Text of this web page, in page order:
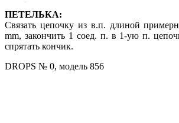
ПЕТЕЛЬКА:
Связать цепочку из в.п. длиной
mm, закончить 1 соед. п. в 1-ую п.
спрятать кончик.
DROPS № 0, модель 856